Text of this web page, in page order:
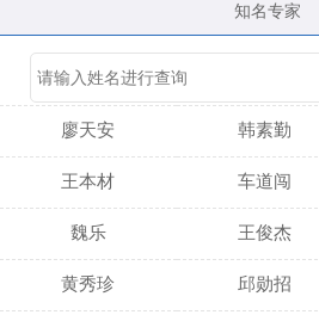
知名专家
陈育玲
廖天安 韩素勤
王本材 车道闯
魏乐 王俊杰
黄秀珍 邱勋招